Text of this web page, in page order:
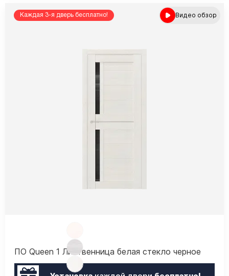
Каждая 3-я дверь бесплатно! Видео обзор
ПО Queen 1 Лиственница белая стекло черное